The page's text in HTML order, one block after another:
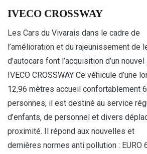
IVECO CROSSWAY
Les Cars du Vivarais dans le cadre de
l’amélioration et du rajeunissement de
d’autocars font l’acquisition d’un nouvel
IVECO CROSSWAY Ce véhicule d’une
12,96 mètres accueil confortablement
personnes, il est destiné au service
d’enfants, de personnel et divers
proximité. Il répond aux nouvelles et
dernières normes anti pollution : EURO